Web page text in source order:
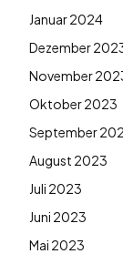
Januar 2024
Dezember
November
Oktober 2023
September
August 2023
Juli 2023
Juni 2023
Mai 2023